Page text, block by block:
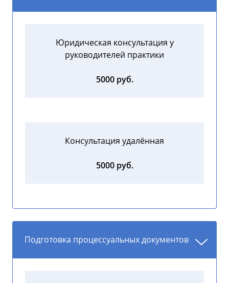
Юридическая консультация у
руководителей практики
5000 руб.
Консультация удалённая
5000 руб.
Подготовка процессуальных документов